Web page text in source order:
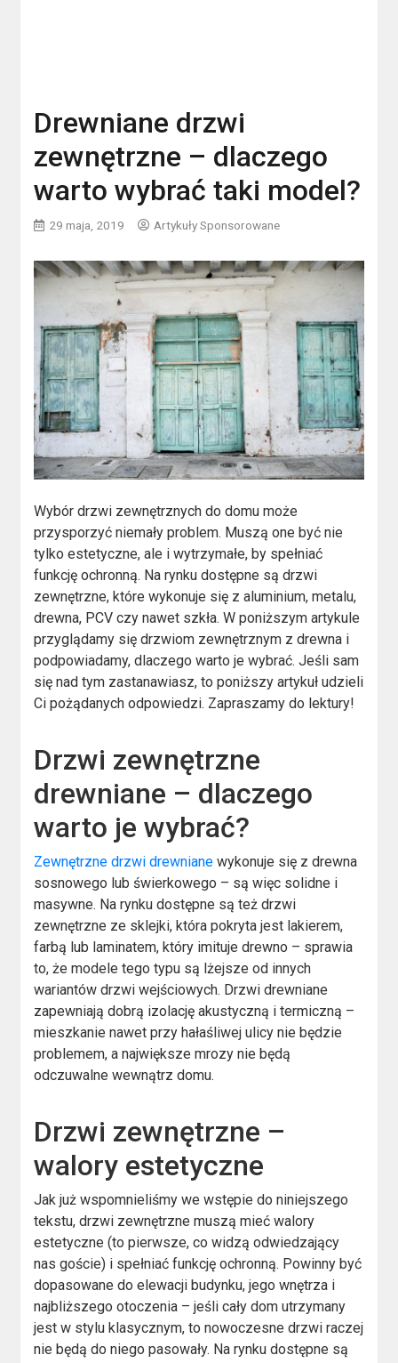
Drewniane drzwi
zewnętrzne – dlaczego
warto wybrać taki model?
29 maja, 2019 Artykuły Sponsorowane
Wybór drzwi zewnętrznych do domu może
przysporzyć niemały problem. Muszą one być nie
tylko estetyczne, ale i wytrzymałe, by spełniać
funkcję ochronną. Na rynku dostępne są drzwi
zewnętrzne, które wykonuje się z aluminium, metalu,
drewna, PCV czy nawet szkła. W poniższym artykule
przyglądamy się drzwiom zewnętrznym z drewna i
podpowiadamy, dlaczego warto je wybrać. Jeśli sam
się nad tym zastanawiasz, to poniższy artykuł udzieli
Ci pożądanych odpowiedzi. Zapraszamy do lektury!
Drzwi zewnętrzne
drewniane – dlaczego
warto je wybrać?
Zewnętrzne drzwi drewniane wykonuje się z drewna
sosnowego lub świerkowego – są więc solidne i
masywne. Na rynku dostępne są też drzwi
zewnętrzne ze sklejki, która pokryta jest lakierem,
farbą lub laminatem, który imituje drewno – sprawia
to, że modele tego typu są lżejsze od innych
wariantów drzwi wejściowych. Drzwi drewniane
zapewniają dobrą izolację akustyczną i termiczną –
mieszkanie nawet przy hałaśliwej ulicy nie będzie
problemem, a największe mrozy nie będą
odczuwalne wewnątrz domu.
Drzwi zewnętrzne –
walory estetyczne
Jak już wspomnieliśmy we wstępie do niniejszego
tekstu, drzwi zewnętrzne muszą mieć walory
estetyczne (to pierwsze, co widzą odwiedzający
nas goście) i spełniać funkcję ochronną. Powinny być
dopasowane do elewacji budynku, jego wnętrza i
najbliższego otoczenia – jeśli cały dom utrzymany
jest w stylu klasycznym, to nowoczesne drzwi raczej
nie będą do niego pasowały. Na rynku dostępne są